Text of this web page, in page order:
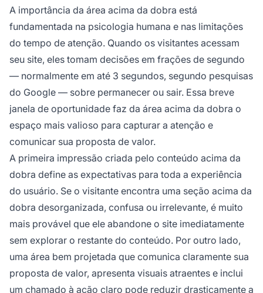
A importância da área acima da dobra está
fundamentada na psicologia humana e nas limitações
do tempo de atenção. Quando os visitantes acessam
seu site, eles tomam decisões em frações de segundo
— normalmente em até 3 segundos, segundo pesquisas
do Google — sobre permanecer ou sair. Essa breve
janela de oportunidade faz da área acima da dobra o
espaço mais valioso para capturar a atenção e
comunicar sua proposta de valor.
A primeira impressão criada pelo conteúdo acima da
dobra define as expectativas para toda a experiência
do usuário. Se o visitante encontra uma seção acima da
dobra desorganizada, confusa ou irrelevante, é muito
mais provável que ele abandone o site imediatamente
sem explorar o restante do conteúdo. Por outro lado,
uma área bem projetada que comunica claramente sua
proposta de valor, apresenta visuais atraentes e inclui
um chamado à ação claro pode reduzir drasticamente a